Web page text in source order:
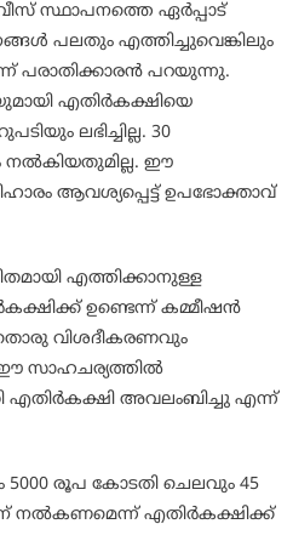
സ്ഥാപനത്തെ ഏർപ്പാട്
പലതും എത്തിച്ചുവെങ്കിലും
പരാതിക്കാരൻ പറയുന്നു.
എതിർകക്ഷിയെ
ലഭിച്ചില്ല. 30
നൽകിയതുമില്ല. ഈ
ആവശ്യപ്പെട്ട് ഉപഭോക്താവ്
എത്തിക്കാനുള്ള
ഉണ്ടെന്ന് കമ്മീഷൻ
വിശദീകരണവും
ഈ സാഹചര്യത്തിൽ
എതിർകക്ഷി അവലംബിച്ചു എന്ന്
5000 രൂപ കോടതി ചെലവും 45
നൽകണമെന്ന് എതിർകക്ഷിക്ക്